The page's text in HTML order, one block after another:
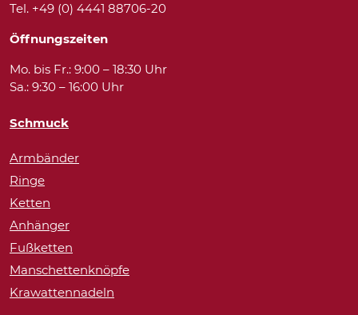
Tel. +49 (0) 4441 88706-20
Öffnungszeiten
Mo. bis Fr.: 9:00 – 18:30 Uhr
Sa.: 9:30 – 16:00 Uhr
Schmuck
Armbänder
Ringe
Ketten
Anhänger
Fußketten
Manschettenknöpfe
Krawattennadeln